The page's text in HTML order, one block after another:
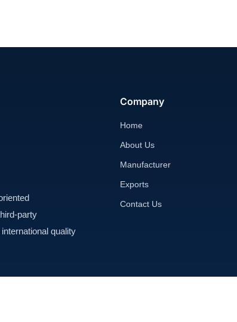
party
quality
Company
Home
About Us
Manufacturer
Exports
Contact Us